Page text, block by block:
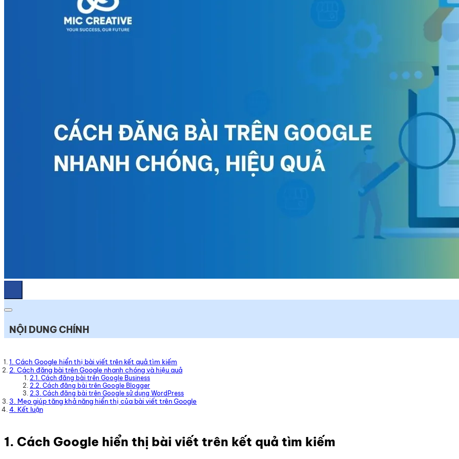
NỘI DUNG CHÍNH
1. Cách Google hiển thị bài viết trên kết quả tìm kiếm
2. Cách đăng bài trên Google nhanh chóng và hiệu quả
2.1. Cách đăng bài trên Google Business
2.2. Cách đăng bài trên Google Blogger
2.3. Cách đăng bài trên Google sử dụng WordPress
3. Mẹo giúp tăng khả năng hiển thị của bài viết trên Google
4. Kết luận
1. Cách Google hiển thị bài viết trên kết quả tìm kiếm